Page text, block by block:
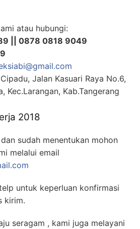
atau hubungi:
|| 0878 0818 9049
Jalan Kasuari Raya No.6,
Kec.Larangan, Kab.Tangerang
2018
sudah menentukan mohon
melalui email
untuk keperluan konfirmasi
kirim.
seragam , kami juga melayani